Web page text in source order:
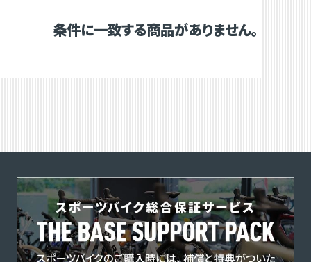
条件に一致する商品がありません。